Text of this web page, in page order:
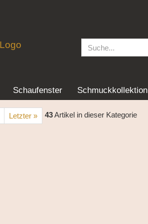
Schaufenster Schmuckkollektion
Letzter » 43Artikel in dieser Kategorie